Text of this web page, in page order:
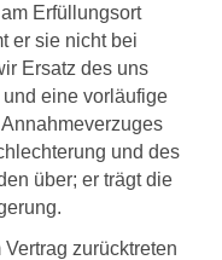
Erfüllungsort
er sie nicht bei
Ersatz des uns
eine vorläufige
und des
über; er trägt die
zurücktreten